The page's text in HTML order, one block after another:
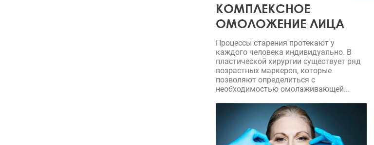
КОМПЛЕКСНОЕ
ОМОЛОЖЕНИЕ ЛИЦА
Процессы старения протекают у
каждого человека индивидуально. В
пластической хирургии существует ряд
возрастных маркеров, которые
позволяют определиться с
необходимостью омолаживающей...